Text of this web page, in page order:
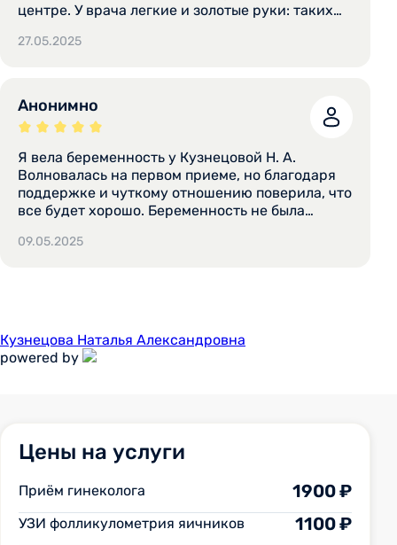
центре. У врача легкие и золотые руки: таких
какого другого врача. Все аккуратно,
родов, она снимала мне швы после
эпизиотомии (точнее убирала часть нитей и
узелков, швы саморассасывающиеся).
Процедура не самая приятная, но с такой
поддержкой не страшна.
27.05.2025
Анонимно
Я вела беременность у Кузнецовой Н. А.
Волновалась на первом приеме, но благодаря
поддержке и чуткому отношению поверила, что
все будет хорошо. Беременность не была
на свет появилась моя доченька, рожала я тоже
09.05.2025
Кузнецова Наталья Александровна
powered by
Цены на услуги
Приём гинеколога 1900 ₽
УЗИ фолликулометрия яичников 1100 ₽